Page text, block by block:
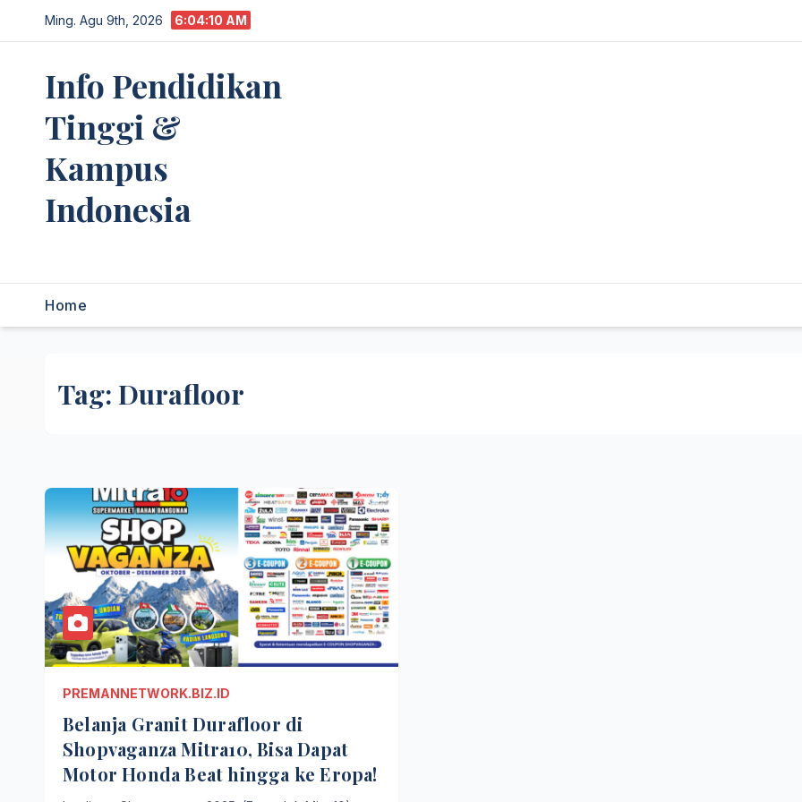
to
Ming. Agu 9th, 2026 6:04:11 AM
Info Pendidikan
Tinggi &
Kampus
Indonesia
Home
Tag: Durafloor
PREMANNETWORK.BIZ.ID
Belanja Granit Durafloor di
Shopvaganza Mitra10, Bisa Dapat
Motor Honda Beat hingga ke Eropa!